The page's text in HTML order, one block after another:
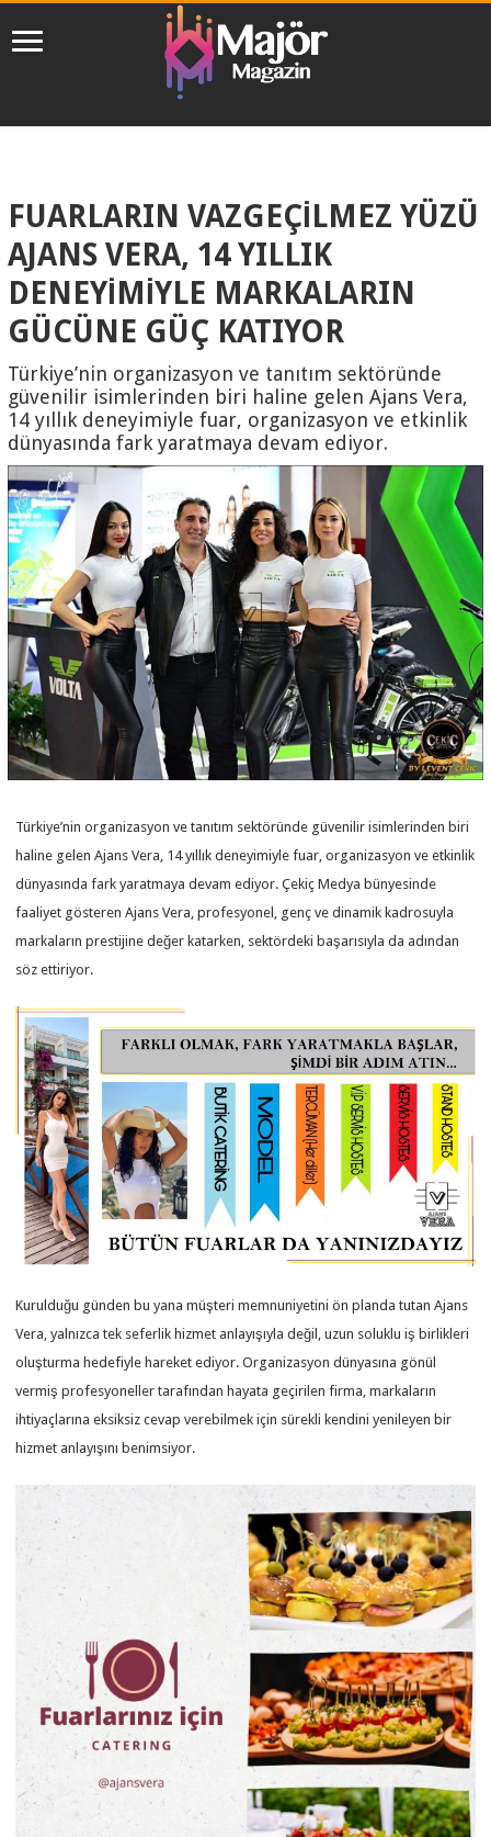
FUARLARIN VAZGEÇİLMEZ YÜZÜ
AJANS VERA, 14 YILLIK
DENEYİMİYLE MARKALARIN
GÜCÜNE GÜÇ KATIYOR
Türkiye’nin organizasyon ve tanıtım sektöründe
güvenilir isimlerinden biri haline gelen Ajans Vera,
14 yıllık deneyimiyle fuar, organizasyon ve etkinlik
dünyasında fark yaratmaya devam ediyor.
Türkiye’nin organizasyon ve tanıtım sektöründe güvenilir isimlerinden biri
haline gelen Ajans Vera, 14 yıllık deneyimiyle fuar, organizasyon ve etkinlik
dünyasında fark yaratmaya devam ediyor. Çekiç Medya bünyesinde
faaliyet gösteren Ajans Vera, profesyonel, genç ve dinamik kadrosuyla
markaların prestijine değer katarken, sektördeki başarısıyla da adından
söz ettiriyor.
Kurulduğu günden bu yana müşteri memnuniyetini ön planda tutan Ajans
Vera, yalnızca tek seferlik hizmet anlayışıyla değil, uzun soluklu iş birlikleri
oluşturma hedefiyle hareket ediyor. Organizasyon dünyasına gönül
vermiş profesyoneller tarafından hayata geçirilen firma, markaların
ihtiyaçlarına eksiksiz cevap verebilmek için sürekli kendini yenileyen bir
hizmet anlayışını benimsiyor.